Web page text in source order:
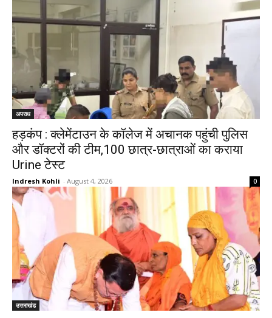
अपराध
हड़कंप : क्लेमेंटाउन के कॉलेज में अचानक पहुंची पुलिस
और डॉक्टरों की टीम,100 छात्र-छात्राओं का कराया
Urine टेस्ट
Indresh Kohli - August 4, 2026 0
उत्तराखंड